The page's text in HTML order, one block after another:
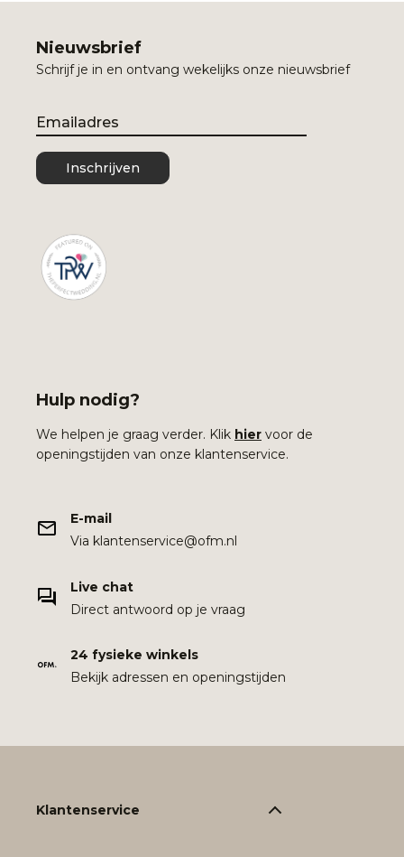
Nieuwsbrief
Schrijf je in en ontvang wekelijks onze nieuwsbrief
Email
Inschrijven
Hulp nodig?
We helpen je graag verder. Klik hier voor de
openingstijden van onze klantenservice.
E-mail
Via klantenservice@ofm.nl
Live chat
Direct antwoord op je vraag
24 fysieke winkels
Bekijk adressen en openingstijden
Klantenservice